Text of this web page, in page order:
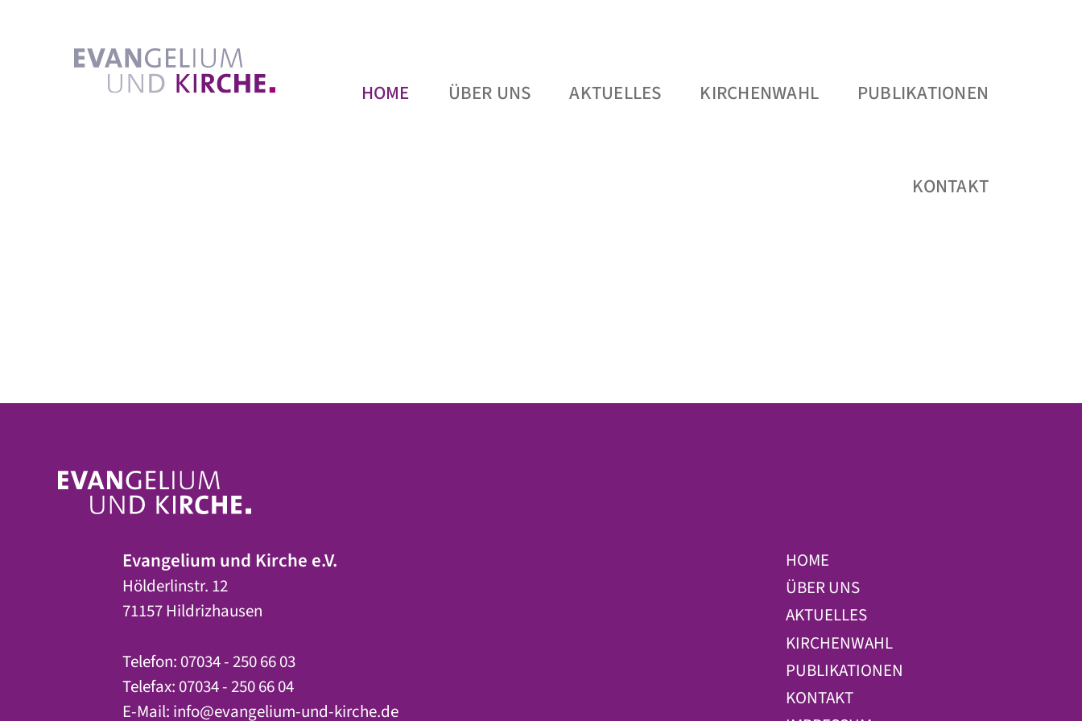
HOME ÜBER UNS AKTUELLES KIRCHENWAHL PUBLIKATIONEN
KONTAKT
Evangelium und Kirche e.V.
Hölderlinstr. 12
71157 Hildrizhausen
Telefon: 07034 - 250 66 03
Telefax: 07034 - 250 66 04
E-Mail: info@evangelium-und-kirche.de
HOME
ÜBER UNS
AKTUELLES
KIRCHENWAHL
PUBLIKATIONEN
KONTAKT